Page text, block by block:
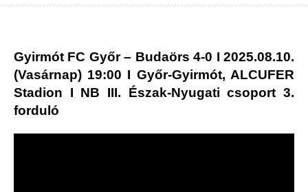
Gyirmót FC Győr – Budaörs 4-0 I 2025.08.10.
(Vasárnap) 19:00 I Győr-Gyirmót, ALCUFER
Stadion I NB III. Észak-Nyugati csoport 3.
forduló